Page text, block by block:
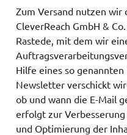
Zum Versand nutzen wir
CleverReach GmbH &
Rastede, mit dem wir
Hilfe eines so
Newsletter verschickt
ob und wann die E-Mail
erfolgt zur
und Optimierung der